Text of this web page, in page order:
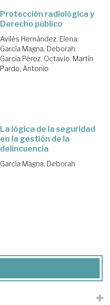
Protección radiológica y
Derecho público
Avilés Hernández, Elena;
García Magna, Deborah;
García Pérez, Octavio; Martín
Pardo, Antonio
La lógica de la seguridad
en la gestión de la
delincuencia
García Magna, Deborah